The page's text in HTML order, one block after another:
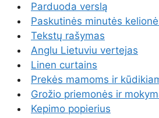
Parduoda verslą
Paskutinės minutės
Tekstų rašymas
Anglu Lietuviu vertejas
Linen curtains
Prekės mamoms ir
Grožio priemonės ir
Kepimo popierius